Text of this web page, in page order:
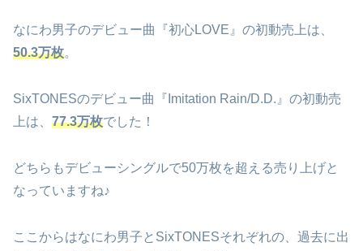
なにわ男子のデビュー曲『初心LOVE』の初動売上は、
50.3万枚。
SixTONESのデビュー曲『Imitation Rain/D.D.』の初動売
上は、 77.3万枚でした！
どちらもデビューシングルで50万枚を超える売り上げと
なっていますね♪
ここからはなにわ男子とSixTONESそれぞれの、過去に出